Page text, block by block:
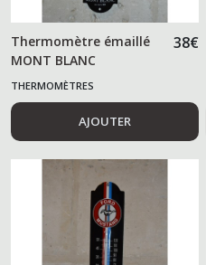
Thermomètre émaillé
MONT BLANC
38€
THERMOMÈTRES
AJOUTER